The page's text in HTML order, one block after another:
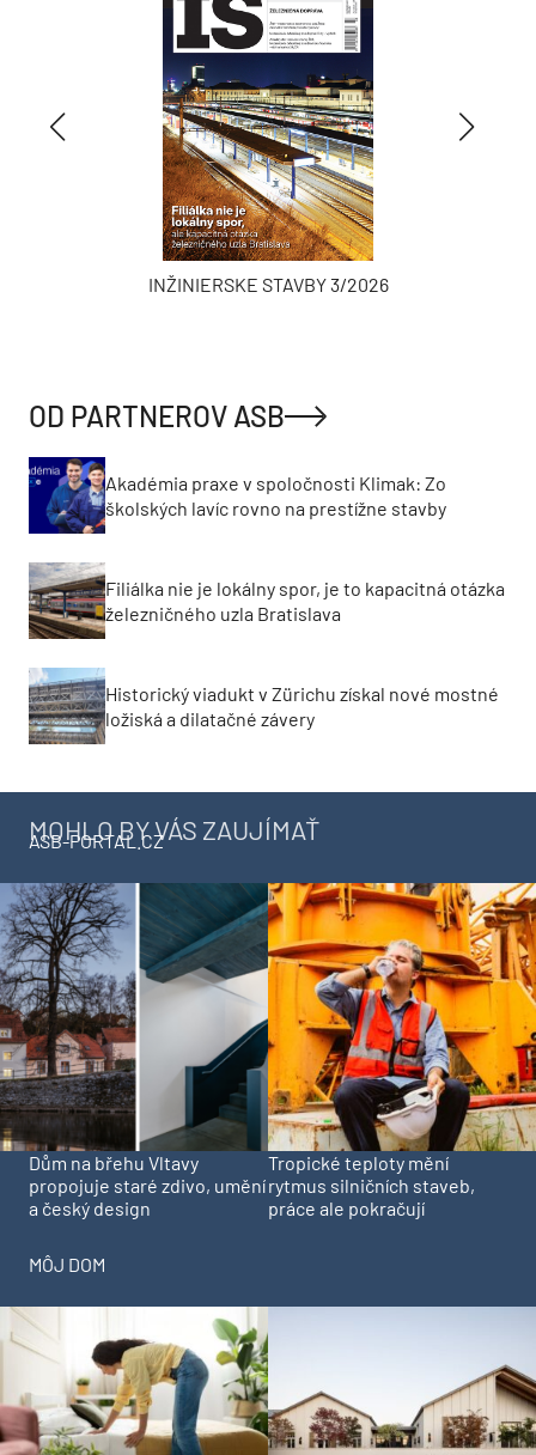
INŽINIERSKE STAVBY 3/2026
OD PARTNEROV ASB
Akadémia praxe v spoločnosti Klimak: Zo
školských lavíc rovno na prestížne stavby
Filiálka nie je lokálny spor, je to kapacitná otázka
železničného uzla Bratislava
Historický viadukt v Zürichu získal nové mostné
ložiská a dilatačné závery
MOHLO BY VÁS ZAUJÍMAŤ
ASB-PORTAL.CZ
Dům na břehu Vltavy
propojuje staré zdivo, umění
a český design
Tropické teploty mění
rytmus silničních staveb,
práce ale pokračují
MÔJ DOM